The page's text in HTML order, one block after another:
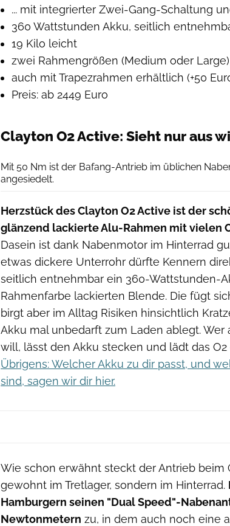
... mit integrierter Zwei-Gang-Schaltung
360 Wattstunden Akku, seitlich
19 Kilo leicht
zwei Rahmengrößen (Medium oder Large)
auch mit Trapezrahmen erhältlich (+50
Preis: ab 2449 Euro
Clayton O2 Active: Sieht nur aus
Mit 50 Nm ist der Bafang-Antrieb im üblichen
angesiedelt.
Herzstück des Clayton O2 Active ist der
glänzend lackierte Alu-Rahmen mit vielen
Dasein ist dank Nabenmotor im Hinterrad
etwas dickere Unterrohr dürfte Kennern
seitlich entnehmbar ein 360-Wattstunden-
Rahmenfarbe lackierten Blende. Die fügt
birgt aber im Alltag Risiken hinsichtlich
Akku mal unbedarft zum Laden ablegt.
will, lässt den Akku stecken und lädt das
Übrigens: Welcher Akku zu dir passt, und
sind, sagen wir dir hier.
Wie schon erwähnt steckt der Antrieb beim
gewohnt im Tretlager, sondern im Hinterrad.
Hamburgern seinen "Dual Speed"-
Newtonmetern zu, in dem auch noch eine